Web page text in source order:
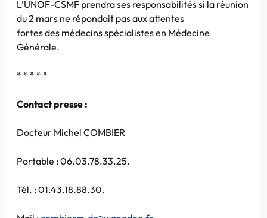
L’UNOF-CSMF prendra ses responsabilités si la réunion
du 2 mars ne répondait pas aux attentes
fortes des médecins spécialistes en Médecine
Générale.
* * * * *
Contact presse :
Docteur Michel COMBIER
Portable : 06.03.78.33.25.
Tél. : 01.43.18.88.30.